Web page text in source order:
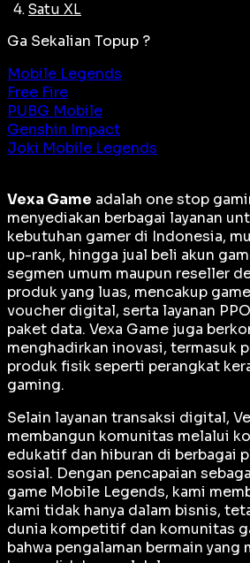
Satu XL
Ga Sekalian Topup ?
Mobile Legends
Free Fire
PUBG Mobile
Genshin Impact
Joki Mobile Legends
Vexa Game adalah one stop
menyediakan berbagai layanan
kebutuhan gamer di Indonesia,
up-rank, hingga jual beli akun
segmen umum maupun reseller
produk yang luas, mencakup
voucher digital, serta layanan
paket data. Vexa Game juga
menghadirkan inovasi, termasuk
produk fisik seperti perangkat
gaming.
Selain layanan transaksi digital,
membangun komunitas melalui
edukatif dan hiburan di berbagai
sosial. Dengan pencapaian
game Mobile Legends, kami
kami tidak hanya dalam bisnis,
dunia kompetitif dan komunitas
bahwa pengalaman bermain yang